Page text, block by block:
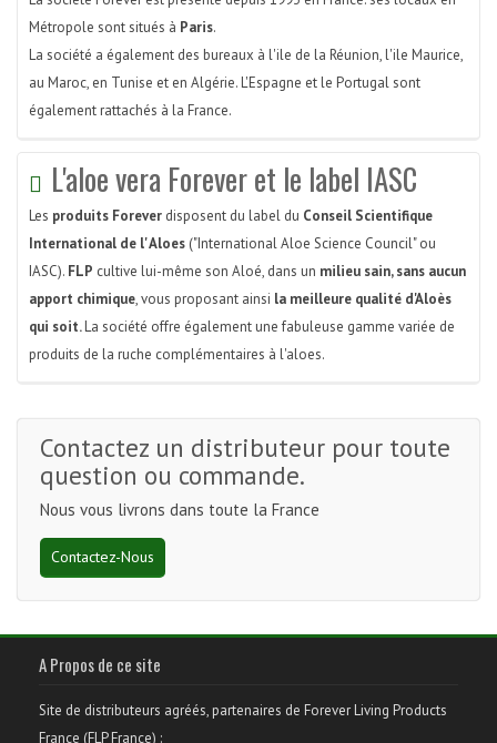
Métropole sont situés à Paris.
La société a également des bureaux à l'ile de la Réunion, l'ile Maurice,
au Maroc, en Tunise et en Algérie. L'Espagne et le Portugal sont
également rattachés à la France.
L'aloe vera Forever et le label IASC
Les produits Forever disposent du label du Conseil Scientifique
International de l' Aloes ("International Aloe Science Council" ou
IASC). FLP cultive lui-même son Aloé, dans un milieu sain, sans aucun
apport chimique, vous proposant ainsi la meilleure qualité d'Aloès
qui soit.La société offre également une fabuleuse gamme variée de
produits de la ruche complémentaires à l'aloes.
Contactez un distributeur pour toute
question ou commande.
Nous vous livrons dans toute la France
Contactez-Nous
A Propos de ce site
Site de distributeurs agréés, partenaires de Forever Living Products
France (FLP France) :